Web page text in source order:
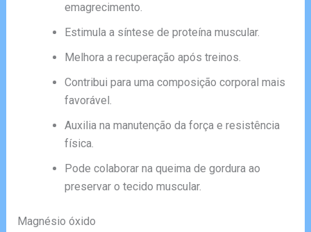
emagrecimento.
Estimula a síntese de proteína muscular.
Melhora a recuperação após treinos.
Contribui para uma composição corporal mais
favorável.
Auxilia na manutenção da força e resistência
física.
Pode colaborar na queima de gordura ao
preservar o tecido muscular.
Magnésio óxido